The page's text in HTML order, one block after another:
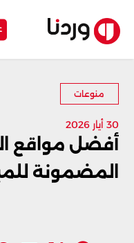
منوعات
30 أيار 2026
أفضل مواقع
المضمونة